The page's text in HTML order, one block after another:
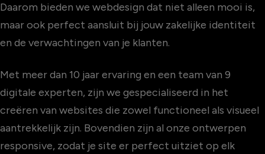
Daarom bieden we webdesign dat niet alleen mooi is,
maar ook perfect aansluit bij jouw zakelijke identiteit
en de verwachtingen van je klanten.
Met meer dan 10 jaar ervaring en een team van 9
digitale experten, zijn we gespecialiseerd in het
creëren van websites die zowel functioneel als visueel
aantrekkelijk zijn. Bovendien zijn al onze ontwerpen
responsive, zodat je site er perfect uitziet op elk